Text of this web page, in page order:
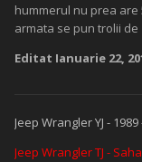
hummerul nu prea are
armata se pun trolii de
Editat Ianuarie 22,
Jeep Wrangler YJ -
Jeep Wrangler TJ -